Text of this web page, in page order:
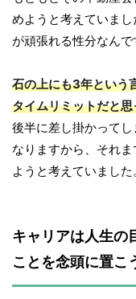
めようと考えていま
が頑張れる性分なんで
石の上にも3年という
タイムリミットだと
後半に差し掛かって
なりますから、それ
ようと考えていました
キャリアは人生の
ことを念頭に置こ